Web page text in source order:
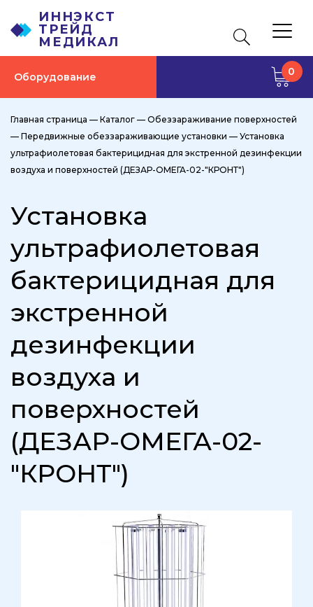
ИННЭКСТ
ТРЕЙД
МЕДИКАЛ
0
Оборудование
Главная страница — Каталог — Обеззараживание поверхностей
— Передвижные обеззараживающие установки — Установка
ультрафиолетовая бактерицидная для экстренной дезинфекции
воздуха и поверхностей (ДЕЗАР-ОМЕГА-02-"КРОНТ")
Установка
ультрафиолетовая
бактерицидная для
экстренной
дезинфекции
воздуха и
поверхностей
(ДЕЗАР-ОМЕГА-02-
"КРОНТ")